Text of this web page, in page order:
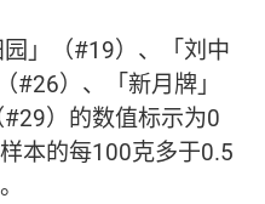
园」（#19）、「刘中
#26）、「新月牌」
#29）的数值标示为0
本的每100克多于0.5